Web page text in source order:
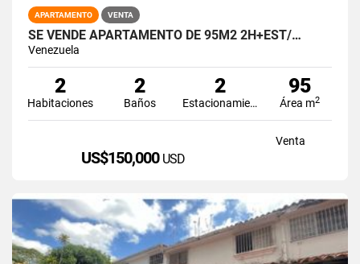
APARTAMENTO VENTA
SE VENDE APARTAMENTO DE 95M2 2H+EST/…
Venezuela
2
Habitaciones
2
Baños
2
Estacionamiento
95
Área m2
Venta
US$150,000 USD